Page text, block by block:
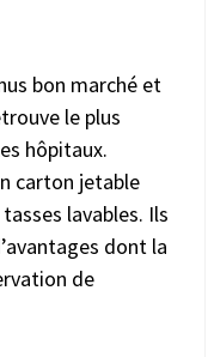
bon marché et
le plus
hôpitaux.
carton jetable
lavables. Ils
dont la
de